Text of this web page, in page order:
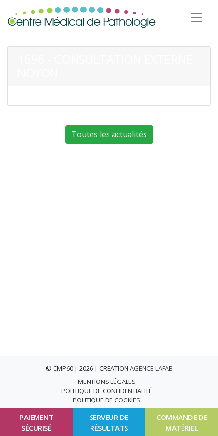
PAIEMENT
SÉCURISÉ
SERVEUR DE
RÉSULTATS
COMMANDE DE
MATÉRIEL
Toutes les actualités
© CMP60 | 2026 | CRÉATION AGENCE LAFAB
MENTIONS LÉGALES
POLITIQUE DE CONFIDENTIALITÉ
POLITIQUE DE COOKIES